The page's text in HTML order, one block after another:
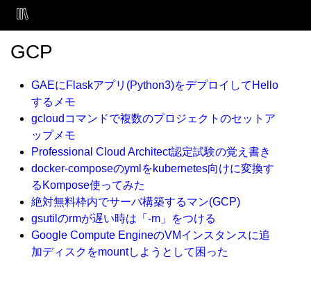
GCP
GAEにFlaskアプリ(Python3)をデプロイしてHello
するメモ
gcloudコマンドで複数のプロジェクトのセットア
ップメモ
Professional Cloud Architect認定試験の覚え書き
docker-composeのymlをkubernetes向けに変換す
るKompose使ってみた
絶対無料枠内でサーバ構築するマン(GCP)
gsutilのrmが遅い時は「-m」をつける
Google Compute EngineのVMインスタンスに追
加ディスクをmountしようとして困った